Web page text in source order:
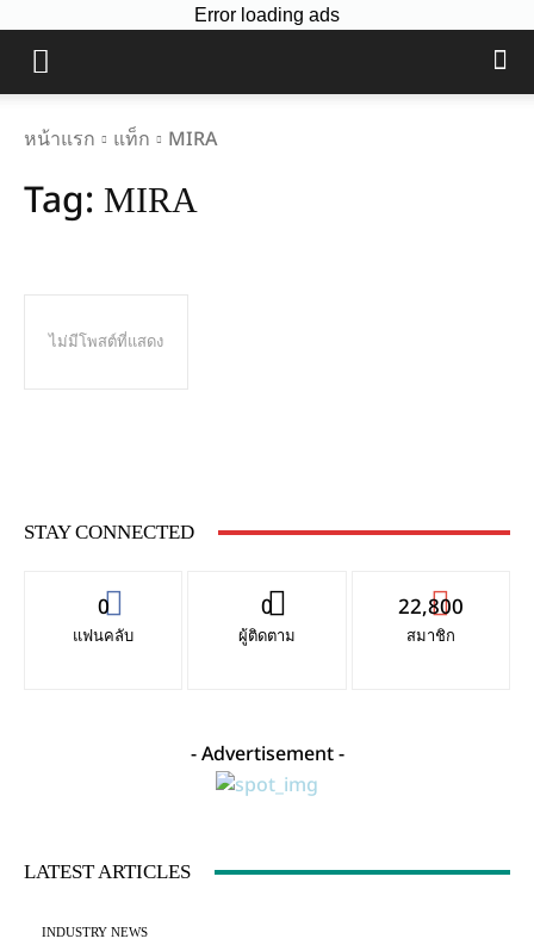
Error loading ads
หน้าแรก แท็ก MIRA
Tag: MIRA
ไม่มีโพสต์ที่แสดง
STAY CONNECTED
0
แฟนคลับ
0
ผู้ติดตาม
22,800
สมาชิก
- Advertisement -
LATEST ARTICLES
INDUSTRY NEWS